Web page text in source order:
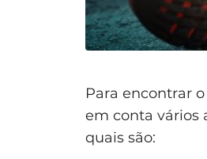
Para encontrar
em conta vários
quais são: